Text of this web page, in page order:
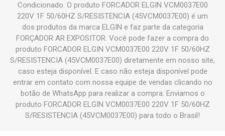
Condicionado. O produto FORCADOR ELGIN VCM0037E00
220V 1F 50/60HZ S/RESISTENCIA (45VCM0037E00) é um
dos produtos da marca ELGIN e faz parte da categoria
FORÇADOR AR EXPOSITOR. Você pode fazer a compra do
produto FORCADOR ELGIN VCM0037E00 220V 1F 50/60HZ
S/RESISTENCIA (45VCM0037E00) diretamente em nosso site,
caso esteja disponível. E caso não esteja disponível pode
entrar em contato com nossa equipe de vendas clicando no
botão de WhatsApp para realizar a compra. Enviamos o
produto FORCADOR ELGIN VCM0037E00 220V 1F 50/60HZ
S/RESISTENCIA (45VCM0037E00) para todo o Brasil!